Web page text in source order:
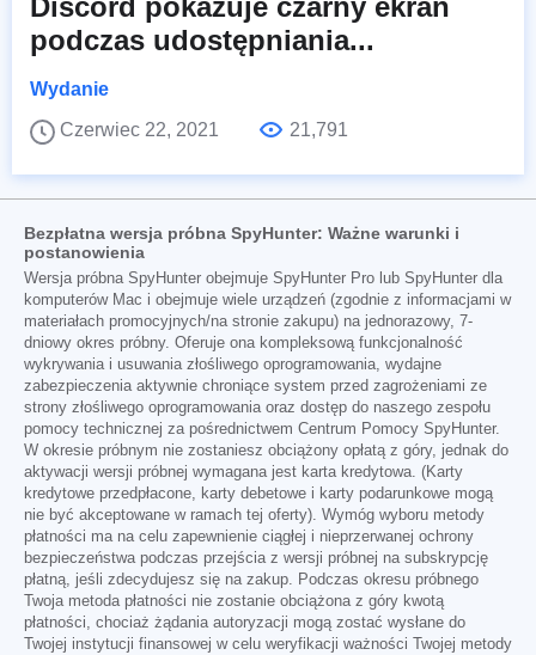
Discord pokazuje czarny ekran
podczas udostępniania...
Wydanie
Czerwiec 22, 2021
21,791
Bezpłatna wersja próbna SpyHunter: Ważne warunki i
postanowienia
Wersja próbna SpyHunter obejmuje SpyHunter Pro lub SpyHunter dla
komputerów Mac i obejmuje wiele urządzeń (zgodnie z informacjami w
materiałach promocyjnych/na stronie zakupu) na jednorazowy, 7-
dniowy okres próbny. Oferuje ona kompleksową funkcjonalność
wykrywania i usuwania złośliwego oprogramowania, wydajne
zabezpieczenia aktywnie chroniące system przed zagrożeniami ze
strony złośliwego oprogramowania oraz dostęp do naszego zespołu
pomocy technicznej za pośrednictwem Centrum Pomocy SpyHunter.
W okresie próbnym nie zostaniesz obciążony opłatą z góry, jednak do
aktywacji wersji próbnej wymagana jest karta kredytowa. (Karty
kredytowe przedpłacone, karty debetowe i karty podarunkowe mogą
nie być akceptowane w ramach tej oferty). Wymóg wyboru metody
płatności ma na celu zapewnienie ciągłej i nieprzerwanej ochrony
bezpieczeństwa podczas przejścia z wersji próbnej na subskrypcję
płatną, jeśli zdecydujesz się na zakup. Podczas okresu próbnego
Twoja metoda płatności nie zostanie obciążona z góry kwotą
płatności, chociaż żądania autoryzacji mogą zostać wysłane do
Twojej instytucji finansowej w celu weryfikacji ważności Twojej metody